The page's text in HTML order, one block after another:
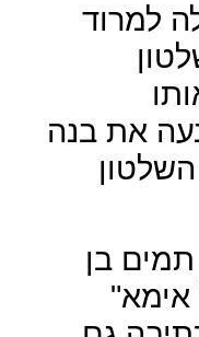
למרוד
את בנה
בן